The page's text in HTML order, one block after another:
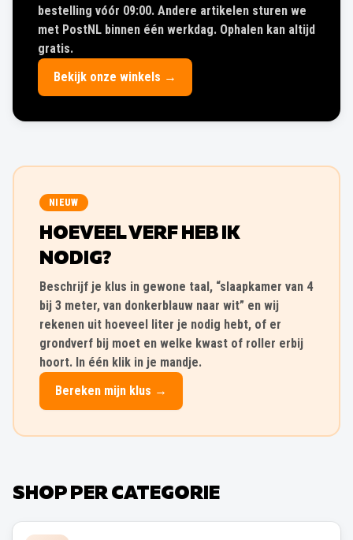
bestelling vóór 09:00. Andere artikelen sturen we
met PostNL binnen één werkdag. Ophalen kan altijd
gratis.
Bekijk onze winkels →
NIEUW
HOEVEEL VERF HEB IK
NODIG?
Beschrijf je klus in gewone taal, “slaapkamer van 4
bij 3 meter, van donkerblauw naar wit” en wij
rekenen uit hoeveel liter je nodig hebt, of er
grondverf bij moet en welke kwast of roller erbij
hoort. In één klik in je mandje.
Bereken mijn klus →
SHOP PER CATEGORIE